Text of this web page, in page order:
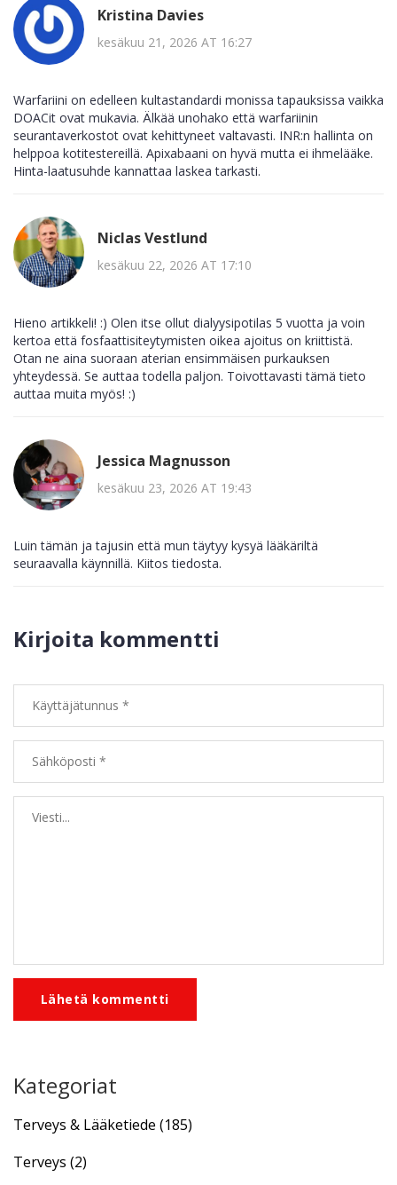
Kristina Davies
kesäkuu 21, 2026 AT 16:27
Warfariini on edelleen kultastandardi monissa tapauksissa vaikka
DOACit ovat mukavia. Älkää unohako että warfariinin
seurantaverkostot ovat kehittyneet valtavasti. INR:n hallinta on
helppoa kotitestereillä. Apixabaani on hyvä mutta ei ihmelääke.
Hinta-laatusuhde kannattaa laskea tarkasti.
Niclas Vestlund
kesäkuu 22, 2026 AT 17:10
Hieno artikkeli! :) Olen itse ollut dialyysipotilas 5 vuotta ja voin
kertoa että fosfaattisiteytymisten oikea ajoitus on kriittistä.
Otan ne aina suoraan aterian ensimmäisen purkauksen
yhteydessä. Se auttaa todella paljon. Toivottavasti tämä tieto
auttaa muita myös! :)
Jessica Magnusson
kesäkuu 23, 2026 AT 19:43
Luin tämän ja tajusin että mun täytyy kysyä lääkäriltä
seuraavalla käynnillä. Kiitos tiedosta.
Kirjoita kommentti
Lähetä kommentti
Kategoriat
Terveys & Lääketiede (185)
Terveys (2)